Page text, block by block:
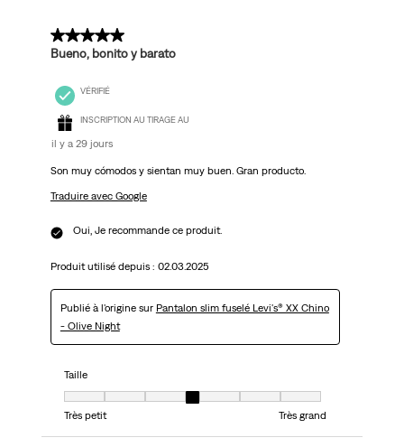
5 sur 5 étoiles.
Bueno, bonito y barato
VÉRIFIÉ
INSCRIPTION AU TIRAGE AU
il y a 29 jours
Son muy cómodos y sientan muy buen. Gran producto.
Traduire avec Google
Oui, Je recommande ce produit.
Produit utilisé depuis : 02.03.2025
Publié à l'origine sur Pantalon slim fuselé Levi's® XX Chino
- Olive Night
Taille
Taille, 4 sur 7, où 1 est égal à Très petit et 7 est égal à Très grand
Très petit
Très grand